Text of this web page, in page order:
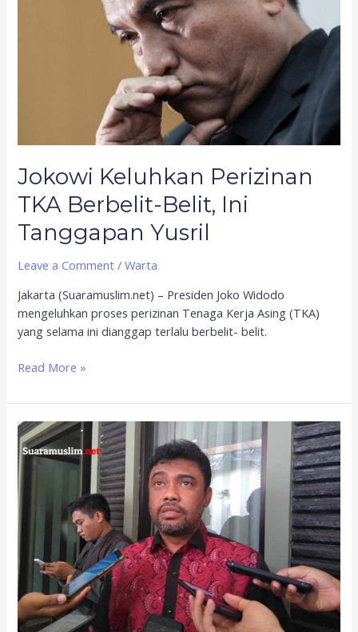
Jokowi Keluhkan Perizinan
TKA Berbelit-Belit, Ini
Tanggapan Yusril
Leave a Comment /Warta
Jakarta (Suaramuslim.net) – Presiden Joko Widodo
mengeluhkan proses perizinan Tenaga Kerja Asing (TKA)
yang selama ini dianggap terlalu berbelit- belit.
Read More »
Akan
Deklarasi
Presiden
Pro
Buruh,
KSPI:
Gak
Akan
Dukung
Jokowi